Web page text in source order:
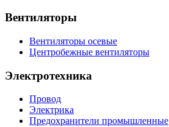
Вентиляторы
Вентиляторы осевые
Центробежные вентиляторы
Электротехника
Провод
Электрика
Предохранители промышленные